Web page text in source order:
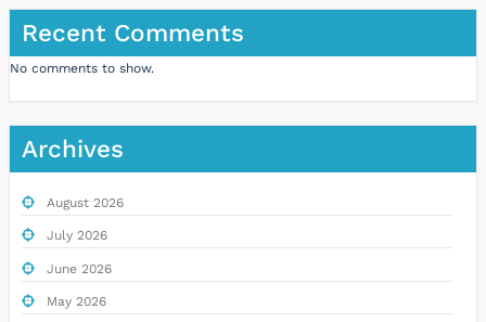
Recent Comments
No comments to show.
Archives
August 2026
July 2026
June 2026
May 2026